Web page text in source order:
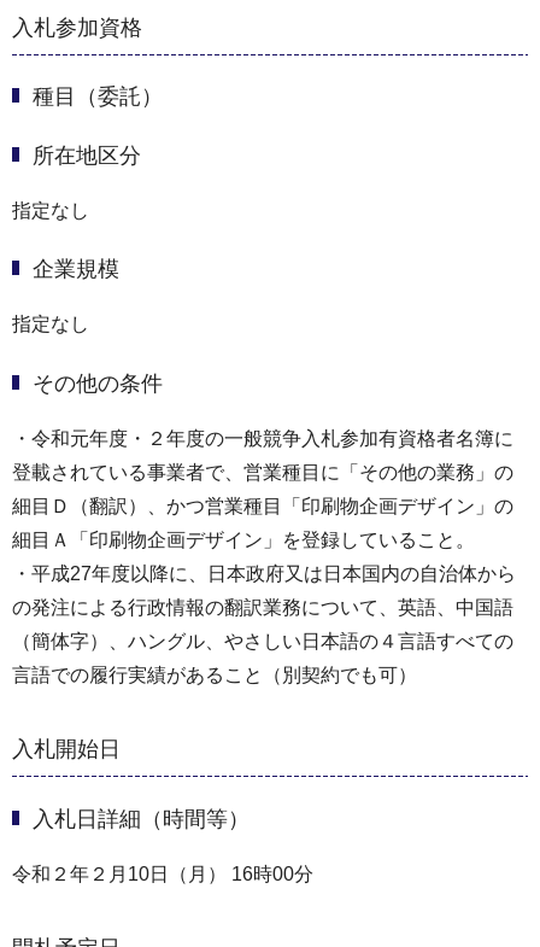
入札参加資格
種目（委託）
所在地区分
指定なし
企業規模
指定なし
その他の条件
・令和元年度・２年度の一般競争入札参加有資格者名簿に
登載されている事業者で、営業種目に「その他の業務」の
細目Ｄ（翻訳）、かつ営業種目「印刷物企画デザイン」の
細目Ａ「印刷物企画デザイン」を登録していること。
・平成27年度以降に、日本政府又は日本国内の自治体から
の発注による行政情報の翻訳業務について、英語、中国語
（簡体字）、ハングル、やさしい日本語の４言語すべての
言語での履行実績があること（別契約でも可）
入札開始日
入札日詳細（時間等）
令和２年２月10日（月） 16時00分